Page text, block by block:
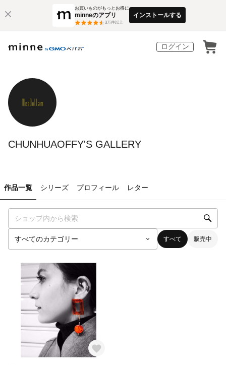
お買いものがもっとお得に
minneのアプリ
3万件以上
インストールする
ログイン
CHUNHUAOFFY'S GALLERY
作品一覧 シリーズ プロフィール レター
すべて 販売中